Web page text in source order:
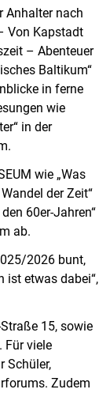
Anhalter nach
Von Kapstadt
– Abenteuer
Baltikum“
in ferne
wie
in der
wie „Was
der Zeit“
60er-Jahren“
ab.
2026 bunt,
ist etwas dabei“,
15, sowie
Für viele
Schüler,
Zudem